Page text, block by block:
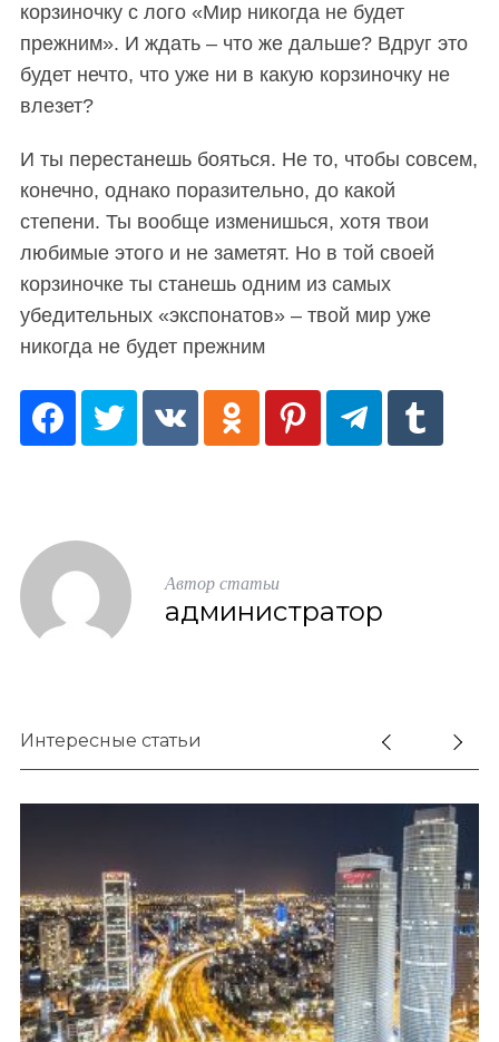
корзиночку с лого «Мир никогда не будет
прежним». И ждать – что же дальше? Вдруг это
будет нечто, что уже ни в какую корзиночку не
влезет?
И ты перестанешь бояться. Не то, чтобы совсем,
конечно, однако поразительно, до какой
степени. Ты вообще изменишься, хотя твои
любимые этого и не заметят. Но в той своей
корзиночке ты станешь одним из самых
убедительных «экспонатов» – твой мир уже
никогда не будет прежним
Автор статьи
администратор
Интересные статьи